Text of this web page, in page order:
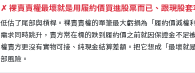
✗ 裸賣賣權最壞就是用履約價買進股票而已、跟現股
低估了尾部與槓桿。裸賣賣權的單筆最大虧損為「履約價減權
需求同時跳升，賣方常在標的跌到履約價之前就因保證金不
權賣方更沒有實物可接、純現金結算差額。把它想成「最壞就
部風險。